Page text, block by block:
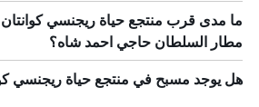
ما مدى قرب منتجع حياة ريجنسي
مطار السلطان حاجي احمد شاه؟
هل يوجد مسبح في منتجع حياة ريجنسي